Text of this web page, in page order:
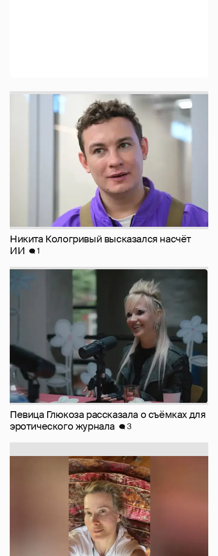
Никита Кологривый высказался насчёт
ИИ
1
Певица Глюкоза рассказала о съёмках для
эротического журнала
3